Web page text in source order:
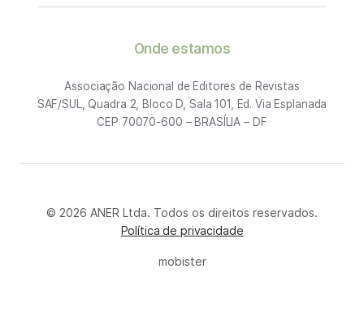
Onde estamos
Associação Nacional de Editores de Revistas
SAF/SUL, Quadra 2, Bloco D, Sala 101, Ed. Via Esplanada
CEP 70070-600 – BRASÍLIA – DF
© 2026 ANER Ltda. Todos os direitos reservados.
Política de privacidade
mobister